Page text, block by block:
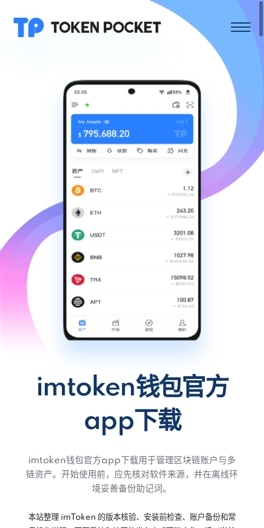
imtoken钱包官方
app下载
imtoken钱包官方app下载用于管理区块链账户与多
链资产。开始使用前，应先核对软件来源，并在离线环
境妥善备份助记词。
本站整理 imToken 的版本核验、安装前检查、账户备份和常